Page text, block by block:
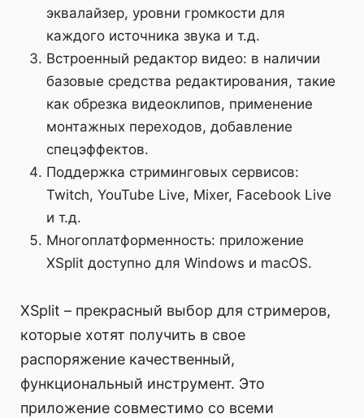
эквалайзер, уровни громкости для
каждого источника звука и т.д.
Встроенный редактор видео: в наличии
базовые средства редактирования, такие
как обрезка видеоклипов, применение
монтажных переходов, добавление
спецэффектов.
Поддержка стриминговых сервисов:
Twitch, YouTube Live, Mixer, Facebook Live
и т.д.
Многоплатформенность: приложение
XSplit доступно для Windows и macOS.
XSplit – прекрасный выбор для стримеров,
которые хотят получить в свое
распоряжение качественный,
функциональный инструмент. Это
приложение совместимо со всеми